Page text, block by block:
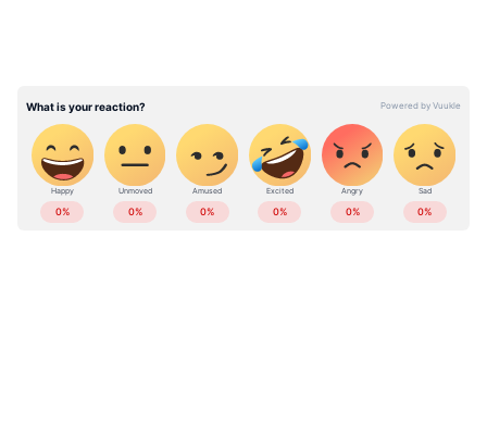
ഏഷ്യാനെറ്റ് ന്യൂസ് മലയാളത്തിലൂടെ
Pravasi